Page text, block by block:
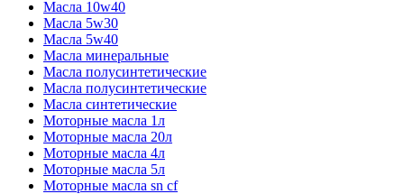
Масла 10w40
Масла 5w30
Масла 5w40
Масла минеральные
Масла полусинтетические
Масла полусинтетические
Масла синтетические
Моторные масла 1л
Моторные масла 20л
Моторные масла 4л
Моторные масла 5л
Моторные масла sn cf